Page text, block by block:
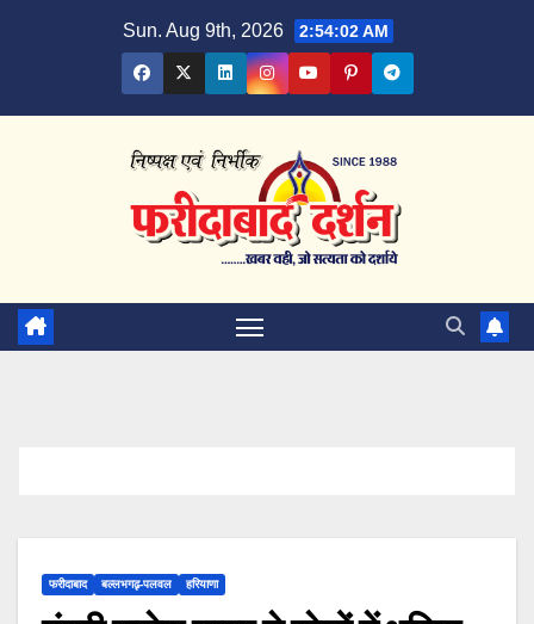
Sun. Aug 9th, 2026 2:54:03 AM
फरीदाबाद बल्लभगढ़़-पलवल हरियाणा